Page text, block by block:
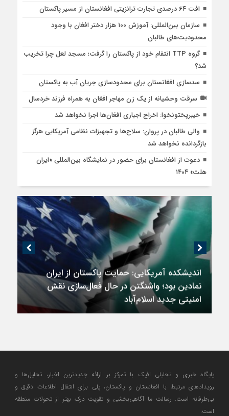
افت ۶۴ درصدی تجارت ترانزیتی افغانستان از مسیر پاکستان
سازمان بین‌المللی: آموزش ۱۰۰ هزار دختر افغان با وجود
محدودیت‌های طالبان
گروه TTP انتقام خود از پاکستان را گرفت؛ مسجد لعل چرا تخریب
شد؟
سدسازی افغانستان برای محدودسازی جریان آب به پاکستان
سرقت وحشیانه از یک زن مهاجر افغان به همراه فرزند خردسال
خیبرپختونخوا: اخراج اجباری افغان‌ها اجرا نخواهد شد
والی طالبان در پروان: سلاح‌ها و تجهیزات نظامی آمریکایی هرگز
بازگردانده نخواهد شد
دعوت از افغانستان برای حضور در نمایشگاه بین‌المللی «ایران
هلث» ۱۴۰۴
اندیشکده آمریکایی: حمایت پاکستان از ایران
نمادین بود؛ واشنگتن در حال فعال‌سازی نقش
امنیتی جدید اسلام‌آباد
پایگاه خبری و تحلیلی افپک با تمرکز بر ارائه جدیدترین اخبار، تحلیل‌ها و
رویدادهای مرتبط با افغانستان و پاکستان، پلی برای انتقال اطلاعات دقیق و
بی‌طرفانه است. رسالت ما آگاهی‌بخشی و تقویت درک بهتر از تحولات منطقه
است.